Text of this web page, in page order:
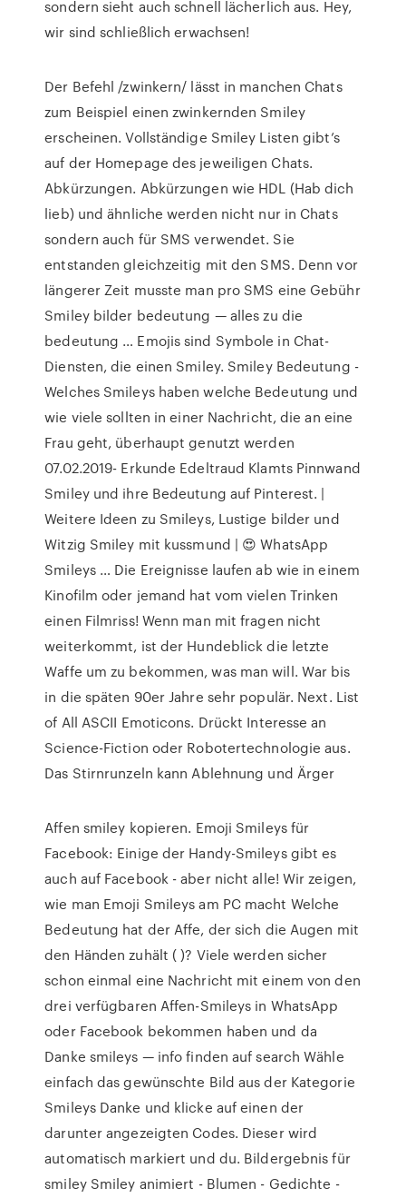
sondern sieht auch schnell lächerlich aus. Hey,
wir sind schließlich erwachsen!
Der Befehl /zwinkern/ lässt in manchen Chats
zum Beispiel einen zwinkernden Smiley
erscheinen. Vollständige Smiley Listen gibt’s
auf der Homepage des jeweiligen Chats.
Abkürzungen. Abkürzungen wie HDL (Hab dich
lieb) und ähnliche werden nicht nur in Chats
sondern auch für SMS verwendet. Sie
entstanden gleichzeitig mit den SMS. Denn vor
längerer Zeit musste man pro SMS eine Gebühr
Smiley bilder bedeutung — alles zu die
bedeutung … Emojis sind Symbole in Chat-
Diensten, die einen Smiley. Smiley Bedeutung -
Welches Smileys haben welche Bedeutung und
wie viele sollten in einer Nachricht, die an eine
Frau geht, überhaupt genutzt werden
07.02.2019- Erkunde Edeltraud Klamts Pinnwand
Smiley und ihre Bedeutung auf Pinterest. |
Weitere Ideen zu Smileys, Lustige bilder und
Witzig Smiley mit kussmund | 😍 WhatsApp
Smileys … Die Ereignisse laufen ab wie in einem
Kinofilm oder jemand hat vom vielen Trinken
einen Filmriss! Wenn man mit fragen nicht
weiterkommt, ist der Hundeblick die letzte
Waffe um zu bekommen, was man will. War bis
in die späten 90er Jahre sehr populär. Next. List
of All ASCII Emoticons. Drückt Interesse an
Science-Fiction oder Robotertechnologie aus.
Das Stirnrunzeln kann Ablehnung und Ärger
Affen smiley kopieren. Emoji Smileys für
Facebook: Einige der Handy-Smileys gibt es
auch auf Facebook - aber nicht alle! Wir zeigen,
wie man Emoji Smileys am PC macht Welche
Bedeutung hat der Affe, der sich die Augen mit
den Händen zuhält ( )? Viele werden sicher
schon einmal eine Nachricht mit einem von den
drei verfügbaren Affen-Smileys in WhatsApp
oder Facebook bekommen haben und da
Danke smileys — info finden auf search Wähle
einfach das gewünschte Bild aus der Kategorie
Smileys Danke und klicke auf einen der
darunter angezeigten Codes. Dieser wird
automatisch markiert und du. Bildergebnis für
smiley Smiley animiert - Blumen - Gedichte -